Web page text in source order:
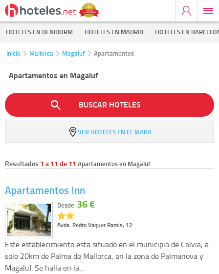
HOTELES EN BENIDORM HOTELES EN MADRID HOTELES EN
Inicio Mallorca Magaluf Apartamentos
Apartamentos en Magaluf
BUSCAR HOTELES
VER HOTELES EN EL MAPA
Resultados 1 a 11 de 11 Apartamentos en Magaluf
Apartamentos Inn
Avda. Pedro Vaquer Ramis, 12
Desde 36 €
Este establecimiento esta situado en el municipio de Calvia, a
solo 20km de Palma de Mallorca, en la zona de Palmanova y
Magaluf. Se halla en la…